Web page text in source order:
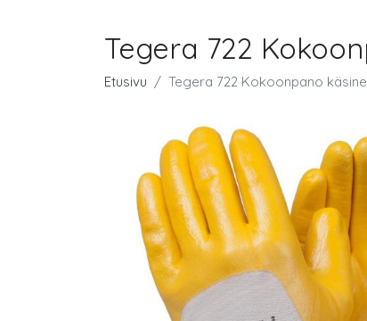
Tegera 722
Etusivu Tegera 722 Kokoonpano